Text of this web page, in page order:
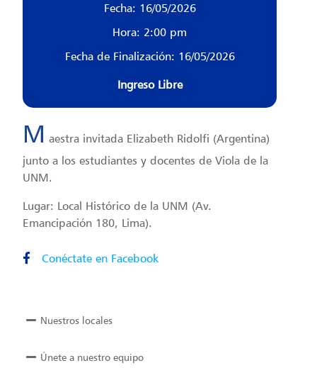
Fecha: 16/05/2026
Hora: 2:00 pm
Fecha de Finalización: 16/05/2026
Ingreso Libre
M aestra invitada Elizabeth Ridolfi (Argentina)
junto a los estudiantes y docentes de Viola de la
UNM.
Lugar: Local Histórico de la UNM (Av.
Emancipación 180, Lima).
Conéctate en Facebook
Nuestros locales
Únete a nuestro equipo